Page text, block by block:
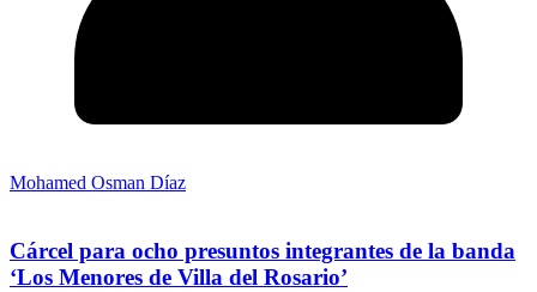
Mohamed Osman Díaz
Cárcel para ocho presuntos integrantes de la banda
‘Los Menores de Villa del Rosario’